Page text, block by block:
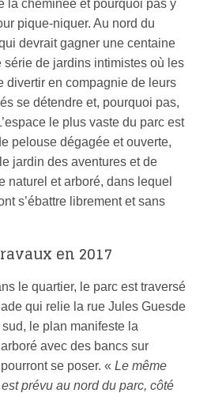
la cheminée et pourquoi pas y
pique-niquer. Au nord du
devrait gagner une centaine
série de jardins intimistes où les
divertir en compagnie de leurs
se détendre et, pourquoi pas,
le plus vaste du parc est
pelouse dégagée et ouverte,
jardin des aventures et de
naturel et arboré, dans lequel
s’ébattre librement et sans
en 2017
le quartier, le parc est traversé
qui relie la rue Jules Guesde
le plan manifeste la
avec des bancs sur
se poser. « Le même
prévu au nord du parc, côté